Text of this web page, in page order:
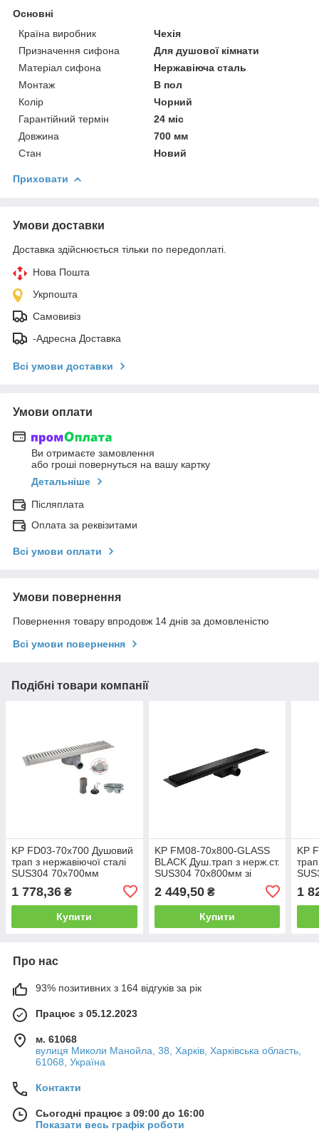
Основні
Країна виробник
Чехія
Призначення сифона
Для душової кімнати
Матеріал сифона
Нержавіюча сталь
Монтаж
В пол
Колір
Чорний
Гарантійний термін
24 міс
Довжина
700 мм
Стан
Новий
Приховати
Умови доставки
Доставка здійснюється тільки по передоплаті.
Нова Пошта
Укрпошта
Самовивіз
-Адресна Доставка
Всі умови доставки
Умови оплати
Ви отримаєте замовлення
або гроші повернуться на вашу картку
Детальніше
Післяплата
Оплата за реквізитами
Всі умови оплати
Умови повернення
Повернення товару впродовж 14 днів за домовленістю
Всі умови повернення
Подібні товари компанії
KP FD03-70x700 Душовий
трап з нержавіючої сталі
SUS304 70x700мм
1 778,36 ₴
Купити
KP FM08-70x800-GLASS
BLACK Душ.трап з нерж.ст.
SUS304 70x800мм зі
2 449,50₴
Купити
KP
1
Про нас
93% позитивних з 164 відгуків за рік
Працює з 05.12.2023
м. 61068
вулиця Миколи Манойла, 38, Харків, Харківська область,
61068, Україна
Контакти
Сьогодні працює з 09:00 до 16:00
Показати весь графік роботи